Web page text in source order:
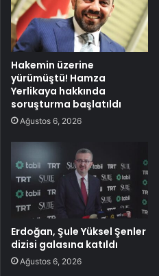
Hakemin üzerine
yürümüştü! Hamza
Yerlikaya hakkında
soruşturma başlatıldı
Ağustos 6, 2026
Erdoğan, Şule Yüksel Şenler
dizisi galasına katıldı
Ağustos 6, 2026